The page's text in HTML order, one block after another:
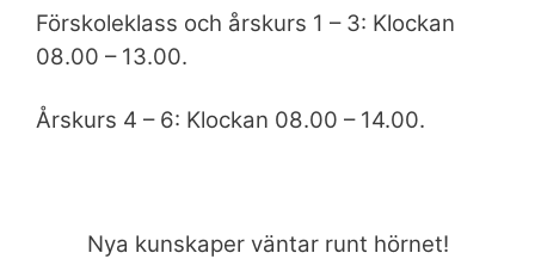
Förskoleklass och årskurs 1 – 3: Klockan
08.00 – 13.00.
Årskurs 4 – 6: Klockan 08.00 – 14.00.
Nya kunskaper väntar runt hörnet!